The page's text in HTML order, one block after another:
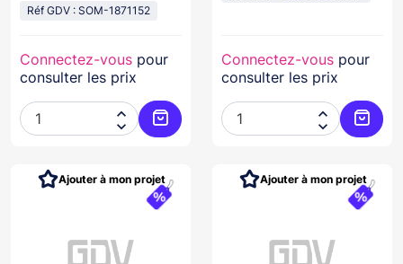
Réf GDV : SOM-1871152
Connectez-vous pour
consulter les prix


Ajouter au panier
Connectez-vous pour
consulter les prix


Ajouter à mon projet Ajouter à mon projet